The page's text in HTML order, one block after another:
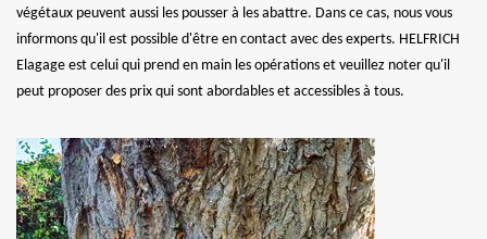
végétaux peuvent aussi les pousser à les abattre. Dans ce cas, nous vous
informons qu'il est possible d'être en contact avec des experts. HELFRICH
Elagage est celui qui prend en main les opérations et veuillez noter qu'il
peut proposer des prix qui sont abordables et accessibles à tous.